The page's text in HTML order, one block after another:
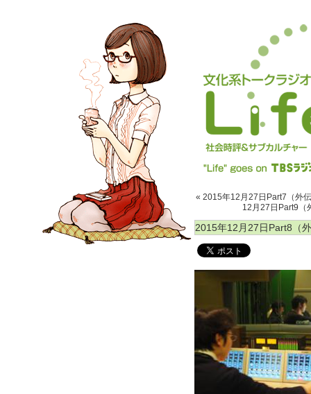
« 2015年12月27日Part7（外
12月27日Part9（
2015年12月27日Part8（